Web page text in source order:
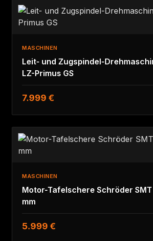
MASCHINEN
Leit- und Zugspindel-
LZ-Primus GS
7.999 €
MASCHINEN
Motor-Tafelschere Schröder
mm
5.999 €